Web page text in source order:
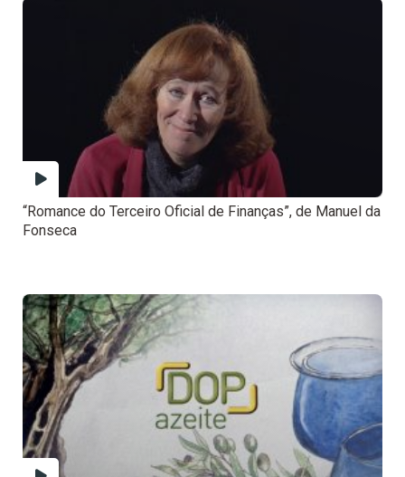
“Romance do Terceiro Oficial de Finanças”, de Manuel da
Fonseca